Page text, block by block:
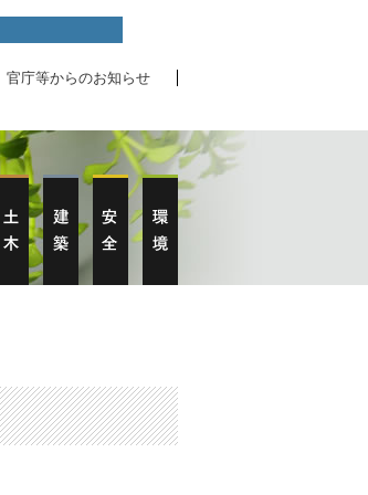
官庁等からのお知らせ